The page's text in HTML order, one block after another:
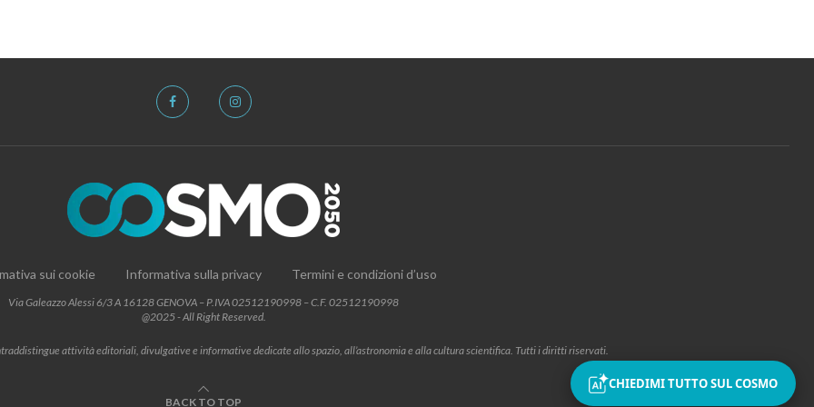
sui cookie Informativa sulla privacy Termini e condizioni d’uso
Via Galeazzo Alessi 6/3 A 16128 GENOVA – P.IVA 02512190998 – C.F. 02512190998
@2025 - All Right Reserved.
attività editoriali, divulgative e informative dedicate allo spazio, all’astronomia e alla cultura scientifica. Tutti i diritti riservati.
BACK TO TOP
CHIEDIMI TUTTO SUL COSMO